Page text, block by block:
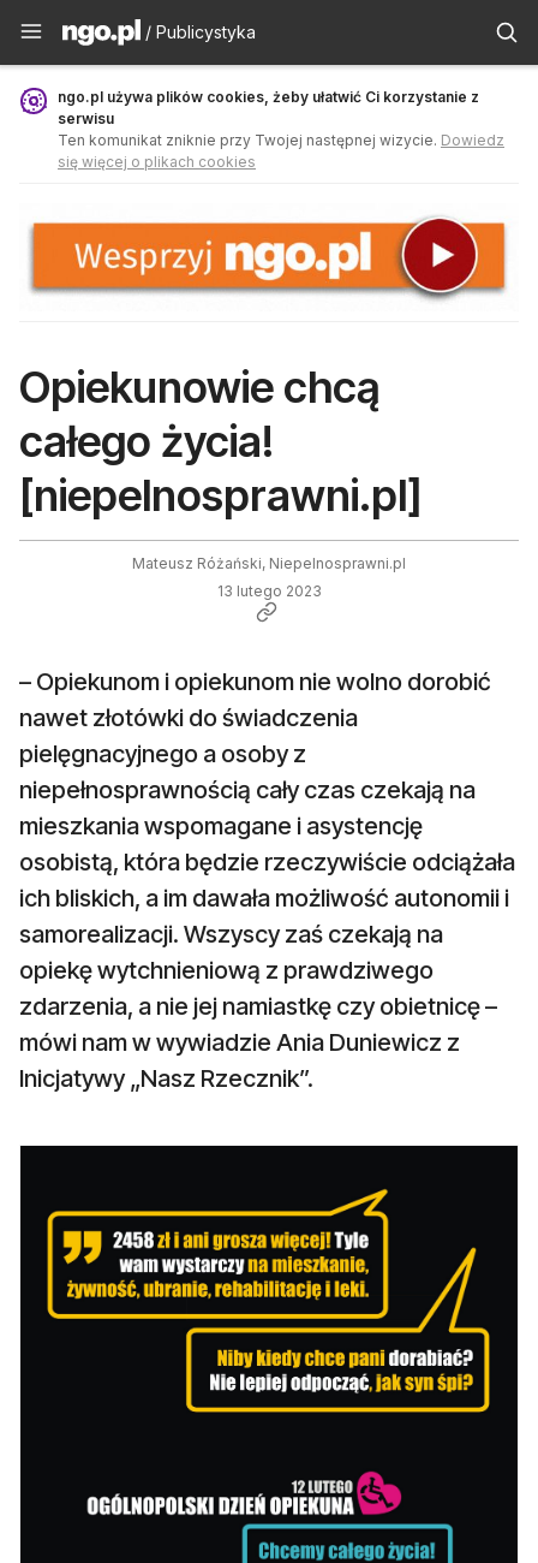
Publicystyka - ngo.pl
/ Publicystyka
ngo.pl używa plików cookies, żeby ułatwić Ci korzystanie z
serwisu
Ten komunikat zniknie przy Twojej następnej wizycie. Dowiedz
się więcej o plikach cookies
Opiekunowie chcą
całego życia!
[niepelnosprawni.pl]
Mateusz Różański, Niepelnosprawni.pl
13 lutego 2023
– Opiekunom i opiekunom nie wolno dorobić
nawet złotówki do świadczenia
pielęgnacyjnego a osoby z
niepełnosprawnością cały czas czekają na
mieszkania wspomagane i asystencję
osobistą, która będzie rzeczywiście odciążała
ich bliskich, a im dawała możliwość autonomii i
samorealizacji. Wszyscy zaś czekają na
opiekę wytchnieniową z prawdziwego
zdarzenia, a nie jej namiastkę czy obietnicę –
mówi nam w wywiadzie Ania Duniewicz z
Inicjatywy „Nasz Rzecznik”.